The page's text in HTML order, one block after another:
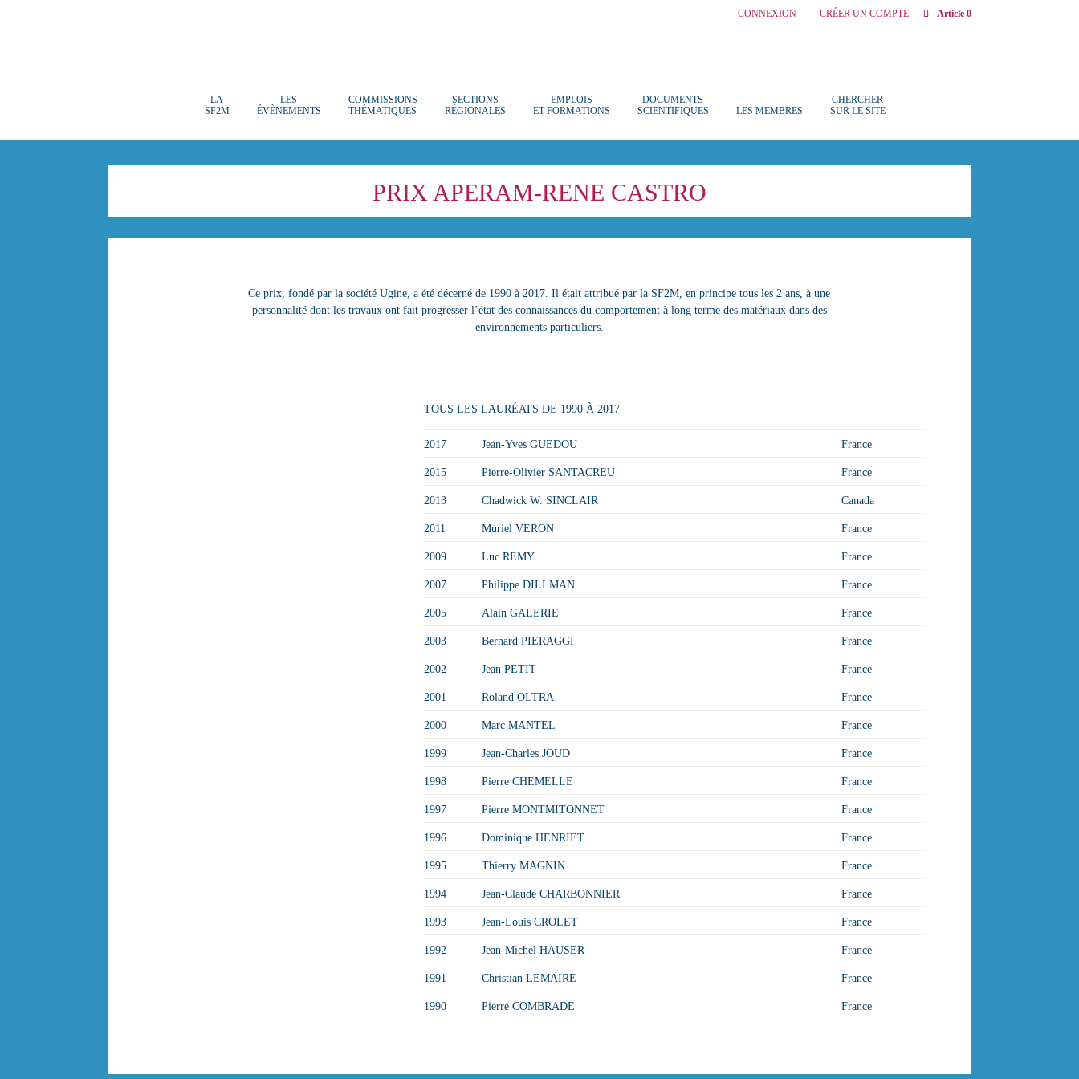
CONNEXION CRÉER UN COMPTE Article 0
LA
SF2M
LES
ÉVÈNEMENTS
COMMISSIONS
THÉMATIQUES
SECTIONS
RÉGIONALES
EMPLOIS
ET FORMATIONS
DOCUMENTS
SCIENTIFIQUES
LES MEMBRES
CHERCHER
SUR LE SITE
PRIX APERAM-RENE CASTRO
Ce prix, fondé par la société Ugine, a été décerné de 1990 à 2017. Il était attribué par la SF2M, en principe tous les 2 ans, à une
personnalité dont les travaux ont fait progresser l’état des connaissances du comportement à long terme des matériaux dans des
environnements particuliers.
TOUS LES LAURÉATS DE 1990 À 2017
2017 Jean-Yves GUEDOU France
2015 Pierre-Olivier SANTACREU France
2013 Chadwick W. SINCLAIR Canada
2011 Muriel VERON France
2009 Luc REMY France
2007 Philippe DILLMAN France
2005 Alain GALERIE France
2003 Bernard PIERAGGI France
2002 Jean PETIT France
2001 Roland OLTRA France
2000 Marc MANTEL France
1999 Jean-Charles JOUD France
1998 Pierre CHEMELLE France
1997 Pierre MONTMITONNET France
1996 Dominique HENRIET France
1995 Thierry MAGNIN France
1994 Jean-Claude CHARBONNIER France
1993 Jean-Louis CROLET France
1992 Jean-Michel HAUSER France
1991 Christian LEMAIRE France
1990 Pierre COMBRADE France